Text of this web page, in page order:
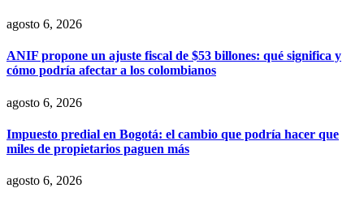
agosto 6, 2026
ANIF propone un ajuste fiscal de $53 billones: qué significa y
cómo podría afectar a los colombianos
agosto 6, 2026
Impuesto predial en Bogotá: el cambio que podría hacer que
miles de propietarios paguen más
agosto 6, 2026